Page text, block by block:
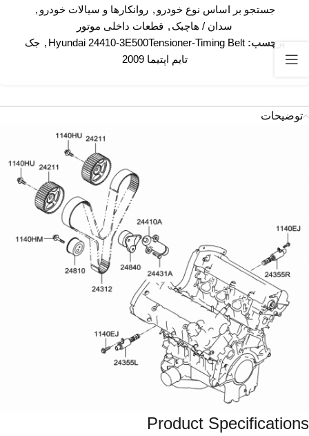
جستجو بر اساس نوع خودرو , روانکارها و سیالات خودرو ,
سدان / هاچبک , قطعات داخلی موتور
برچسب: Hyundai 24410-3E500Tensioner-Timing Belt
, جک
تایم اپتیما 2009
توضیحات
Product Specifications